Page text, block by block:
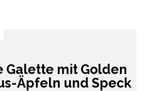
Galette mit Golden
Äpfeln und Speck